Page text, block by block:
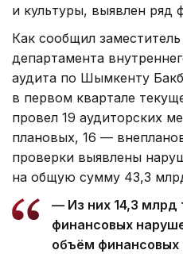
и культуры, выявлен ряд
Как сообщил
департамента
аудита по Шымкенту
в первом квартале
провел 19 аудиторских
плановых, 16 —
проверки выявлены
на общую сумму 43,3
— Из них 14,3 млрд
финансовых
объём финансовых